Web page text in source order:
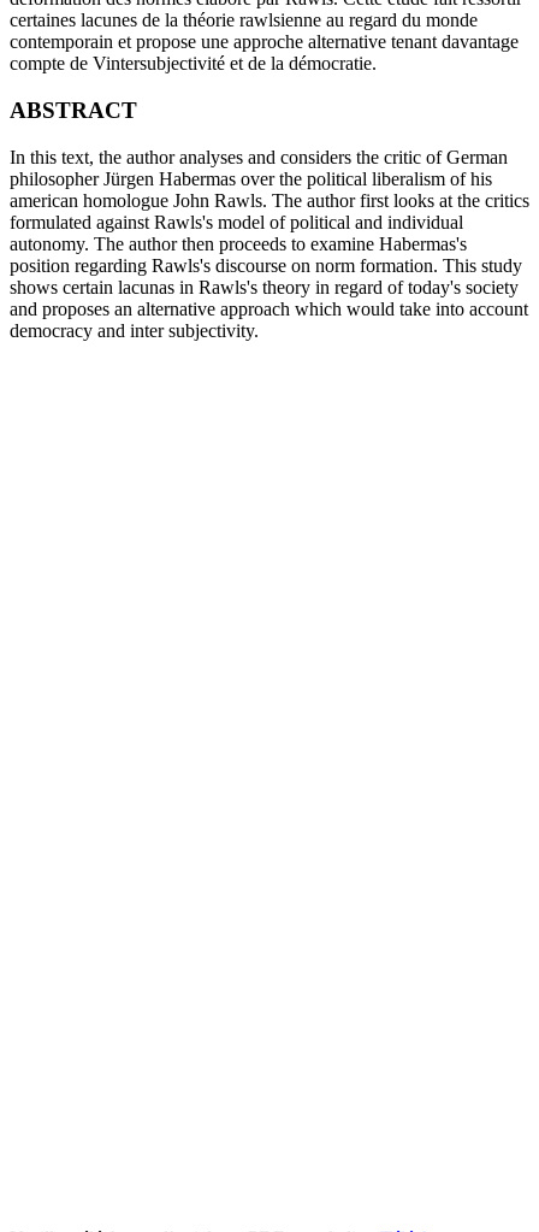
certaines lacunes de la théorie rawlsienne au regard du monde
contemporain et propose une approche alternative tenant davantage
compte de Vintersubjectivité et de la démocratie.
ABSTRACT
In this text, the author analyses and considers the critic of German
philosopher Jürgen Habermas over the political liberalism of his
american homologue John Rawls. The author first looks at the critics
formulated against Rawls's model of political and individual
autonomy. The author then proceeds to examine Habermas's
position regarding Rawls's discourse on norm formation. This study
shows certain lacunas in Rawls's theory in regard of today's society
and proposes an alternative approach which would take into account
democracy and inter subjectivity.